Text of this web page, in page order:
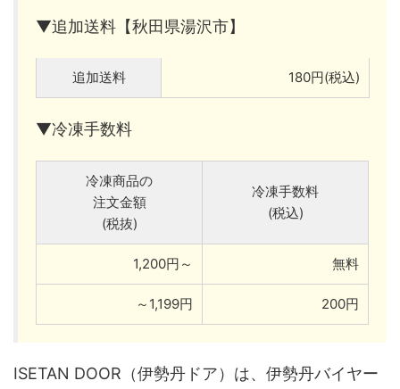
▼追加送料【秋田県湯沢市】
追加送料 180円(税込)
▼冷凍手数料
冷凍商品の
注文金額
(税抜)
冷凍手数料
(税込)
1,200円～ 無料
～1,199円 200円
ISETAN DOOR（伊勢丹ドア）は、伊勢丹バイヤー